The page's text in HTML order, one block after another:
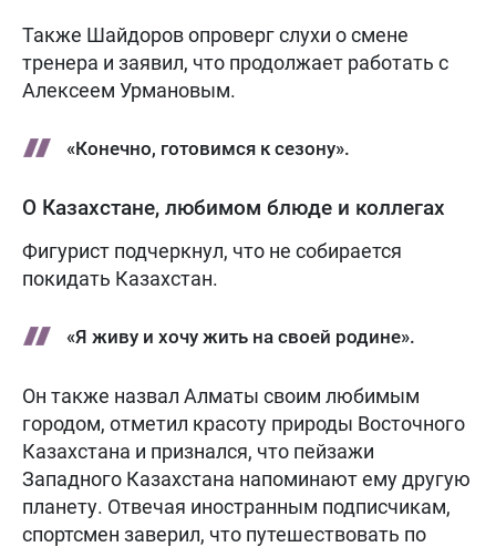
Также Шайдоров опроверг слухи о смене
тренера и заявил, что продолжает работать с
Алексеем Урмановым.
«Конечно, готовимся к сезону».
О Казахстане, любимом блюде и коллегах
Фигурист подчеркнул, что не собирается
покидать Казахстан.
«Я живу и хочу жить на своей родине».
Он также назвал Алматы своим любимым
городом, отметил красоту природы Восточного
Казахстана и признался, что пейзажи
Западного Казахстана напоминают ему другую
планету. Отвечая иностранным подписчикам,
спортсмен заверил, что путешествовать по